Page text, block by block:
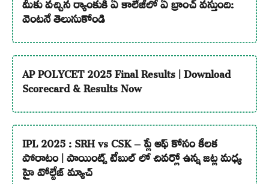
వెంటనే తెలుసుకోండి
AP POLYCET 2025 Final Results | Download
Scorecard & Results Now
IPL 2025 : SRH vs CSK – ప్లే ఆఫ్ కోసం కీలక
పోరాటం | పాయింట్స్ టేబుల్ లో చివర్లో ఉన్న జట్ల మధ్య
హై వోల్టేజ్ మ్యాచ్